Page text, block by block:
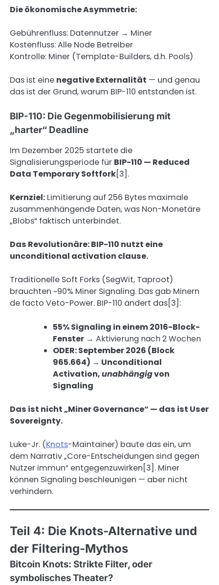
Die ökonomische Asymmetrie:
Gebührenfluss: Datennutzer → Miner
Kostenfluss: Alle Node Betreiber
Kontrolle: Miner (Template-Builders, d.h. Pools)
Das ist eine negative Externalität — und genau
das ist der Grund, warum BIP-110 entstanden ist.
BIP-110: Die Gegenmobilisierung mit
„harter“ Deadline
Im Dezember 2025 startete die
Signalisierungsperiode für BIP-110 — Reduced
Data Temporary Softfork[3].
Kernziel: Limitierung auf 256 Bytes maximale
zusammenhängende Daten, was Non-Monetäre
„Blobs“ faktisch unterbindet.
Das Revolutionäre: BIP-110 nutzt eine
unconditional activation clause.
Traditionelle Soft Forks (SegWit, Taproot)
brauchten ~90% Miner Signaling. Das gab Minern
de facto Veto-Power. BIP-110 ändert das[3]:
55% Signaling in einem 2016-Block-
Fenster → Aktivierung nach 2 Wochen
ODER: September 2026 (Block
965.664) → Unconditional
Activation,unabhängigvon
Signaling
Das ist nicht „Miner Governance“ — das ist User
Sovereignty.
Luke-Jr. (Knots-Maintainer) baute das ein, um
dem Narrativ „Core-Entscheidungen sind gegen
Nutzer immun“ entgegenzuwirken[3]. Miner
können Signaling beschleunigen — aber nicht
verhindern.
Teil 4: Die Knots-Alternative und
der Filtering-Mythos
Bitcoin Knots: Strikte Filter, oder
symbolisches Theater?